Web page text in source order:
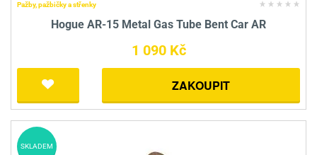
Pažby, pažbičky a střenky
Hogue AR-15 Metal Gas Tube Bent Car AR
1 090 Kč
ZAKOUPIT
SKLADEM